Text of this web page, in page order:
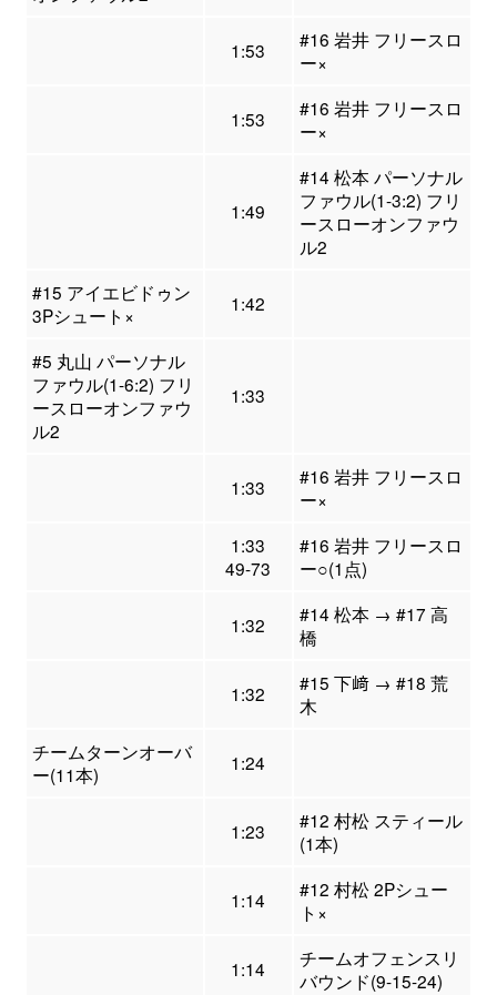
1:53
#16 岩井 フリースロ
ー×
1:53
#16 岩井 フリースロ
ー×
1:49
#14 松本 パーソナル
ファウル(1-3:2) フリ
ースローオンファウ
ル2
#15 アイエビドゥン
3Pシュート×
1:42
#5 丸山 パーソナル
ファウル(1-6:2) フリ
ースローオンファウ
ル2
1:33
1:33
#16 岩井 フリースロ
ー×
1:33
49-73
#16 岩井 フリースロ
ー○(1点)
1:32
#14 松本 → #17 高
橋
1:32
#15 下﨑 → #18 荒
木
チームターンオーバ
ー(11本)
1:24
1:23
#12 村松 スティール
(1本)
1:14
#12 村松 2Pシュー
ト×
1:14
チームオフェンスリ
バウンド(9-15-24)